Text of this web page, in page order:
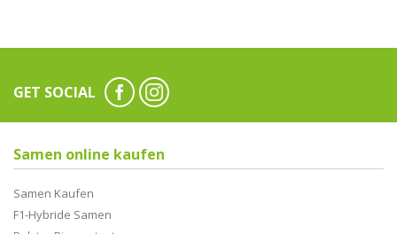
GET SOCIAL
Samen online kaufen
Samen Kaufen
F1-Hybride Samen